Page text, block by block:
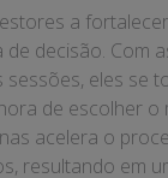
a
decisão. Com
eles se
de escolher o
acelera o
resultando em